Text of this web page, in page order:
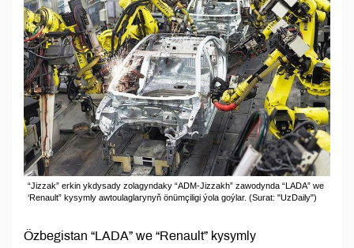
“Jizzak” erkin ykdysady zolagyndaky “ADM-Jizzakh” zawodynda “LADA” we
‘Renault” kysymly awtoulaglarynyň önümçiligi ýola goýlar. (Surat: "UzDaily")
Özbegistan “LADA” we “Renault” kysymly